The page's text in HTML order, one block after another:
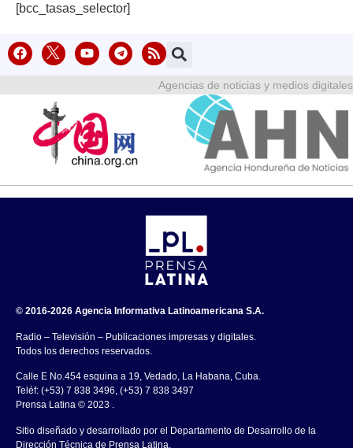
[bcc_tasas_selector]
Agencias de noticias y medios digitales
© 2016-2026 Agencia Informativa Latinoamericana S.A.
Radio – Televisión – Publicaciones impresas y digitales.
Todos los derechos reservados.
Calle E No.454 esquina a 19, Vedado, La Habana, Cuba.
Teléf: (+53) 7 838 3496, (+53) 7 838 3497
Prensa Latina © 2023 .
Sitio diseñado y desarrollado por el Departamento de Desarrollo de la
Dirección Técnica de Prensa Latina.